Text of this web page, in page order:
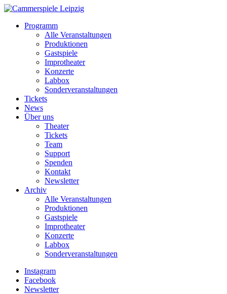
Programm
Alle Veranstaltungen
Produktionen
Gastspiele
Improtheater
Konzerte
Labbox
Sonderveranstaltungen
Tickets
News
Über uns
Theater
Tickets
Team
Support
Spenden
Kontakt
Newsletter
Archiv
Alle Veranstaltungen
Produktionen
Gastspiele
Improtheater
Konzerte
Labbox
Sonderveranstaltungen
Instagram
Facebook
Newsletter